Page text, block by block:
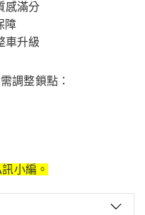
感滿分
障
車升級
調整鎖點：
小編。